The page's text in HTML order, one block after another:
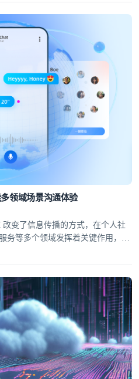
领域场景沟通体验
变了信息传播的方式，在个人社
务等多个领域发挥着关键作用，提
球可用的服务特性，与即时通讯行